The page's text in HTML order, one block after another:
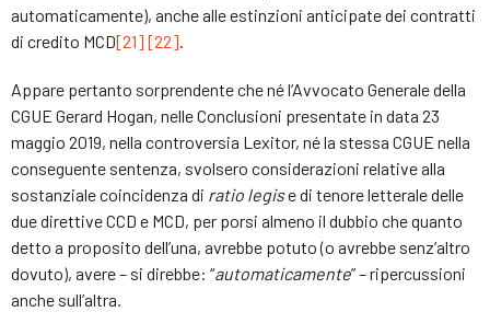
automaticamente), anche alle estinzioni anticipate dei contratti
di credito MCD[21] [22].
Appare pertanto sorprendente che né l’Avvocato Generale della
CGUE Gerard Hogan, nelle Conclusioni presentate in data 23
maggio 2019, nella controversia Lexitor, né la stessa CGUE nella
conseguente sentenza, svolsero considerazioni relative alla
sostanziale coincidenza di ratio legise di tenore letterale delle
due direttive CCD e MCD, per porsi almeno il dubbio che quanto
detto a proposito dell’una, avrebbe potuto (o avrebbe senz’altro
dovuto), avere – si direbbe: “automaticamente” – ripercussioni
anche sull’altra.